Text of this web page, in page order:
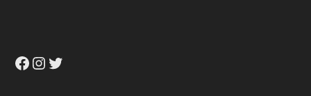
Facebook
Instagram
Twitter